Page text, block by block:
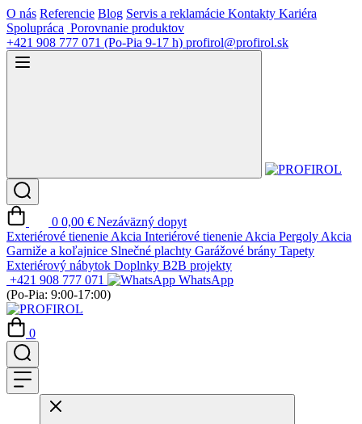
O nás Referencie Blog Servis a reklamácie Kontakty Kariéra
Spolupráca Porovnanie produktov
+421 908 777 071 (Po-Pia 9-17 h) profirol@profirol.sk
0 0,00 € Nezáväzný dopyt
Exteriérové tienenie Akcia Interiérové tienenie Akcia Pergoly Akcia
Garniže a koľajnice Slnečné plachty Garážové brány Tapety
Exteriérový nábytok Doplnky B2B projekty
+421 908 777 071
WhatsApp
(Po-Pia: 9:00-17:00)
0